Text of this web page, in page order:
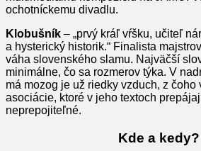
ochotníckemu divadlu.
Klobušník – „prvý kráľ vŕšku, učiteľ
a hysterický historik.“ Finalista
váha slovenského slamu. Najväčší
minimálne, čo sa rozmerov týka. V
má mozog je už riedky vzduch, z
asociácie, ktoré v jeho textoch
neprepojiteľné.
Kde a kedy?